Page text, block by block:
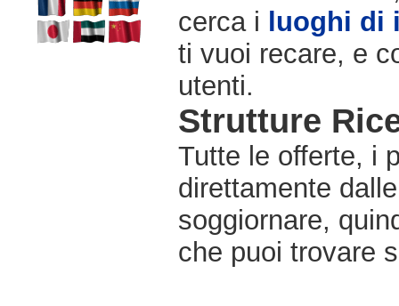
cerca i
luoghi di
ti vuoi recare, e
utenti.
Strutture
Tutte le offerte, i
direttamente
soggiornare,
che puoi trovare